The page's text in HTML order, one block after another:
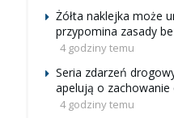
Żółta naklejka może
przypomina zasady
4 godziny temu
Seria zdarzeń
apelują o
4 godziny temu